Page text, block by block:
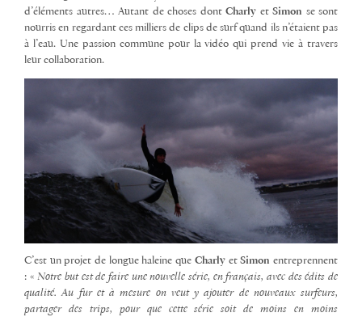
d’éléments autres… Autant de choses dont Charly et Simon se sont
nourris en regardant ces milliers de clips de surf quand ils n’étaient pas
à l’eau. Une passion commune pour la vidéo qui prend vie à travers
leur collaboration.
C’est un projet de longue haleine que Charly etSimonentreprennent
: «Notre but est de faire une nouvelle série, en français, avec des édits de
qualité. Au fur et à mesure on veut y ajouter de nouveaux surfeurs,
partager des trips, pour que cette série soit de moins en moins